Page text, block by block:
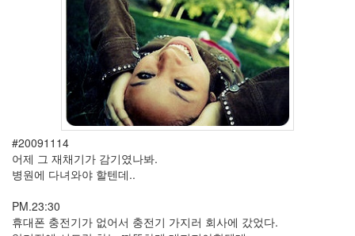
#20091114
어제 그 재채기가 감기였나봐.
병원에 다녀와야 할텐데..
PM.23:30
휴대폰 충전기가 없어서 충전기 가지러 회사에 갔었다.
Find!
전
체